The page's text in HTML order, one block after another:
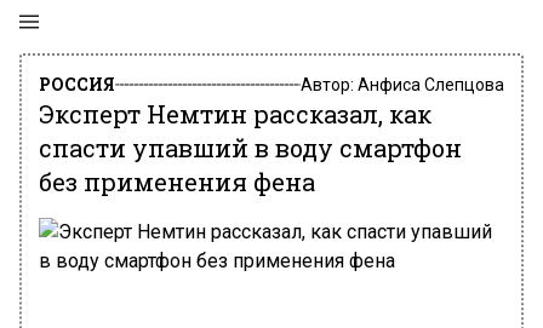
РОССИЯ Автор: Анфиса Слепцова
Эксперт Немтин рассказал, как
спасти упавший в воду смартфон
без применения фена